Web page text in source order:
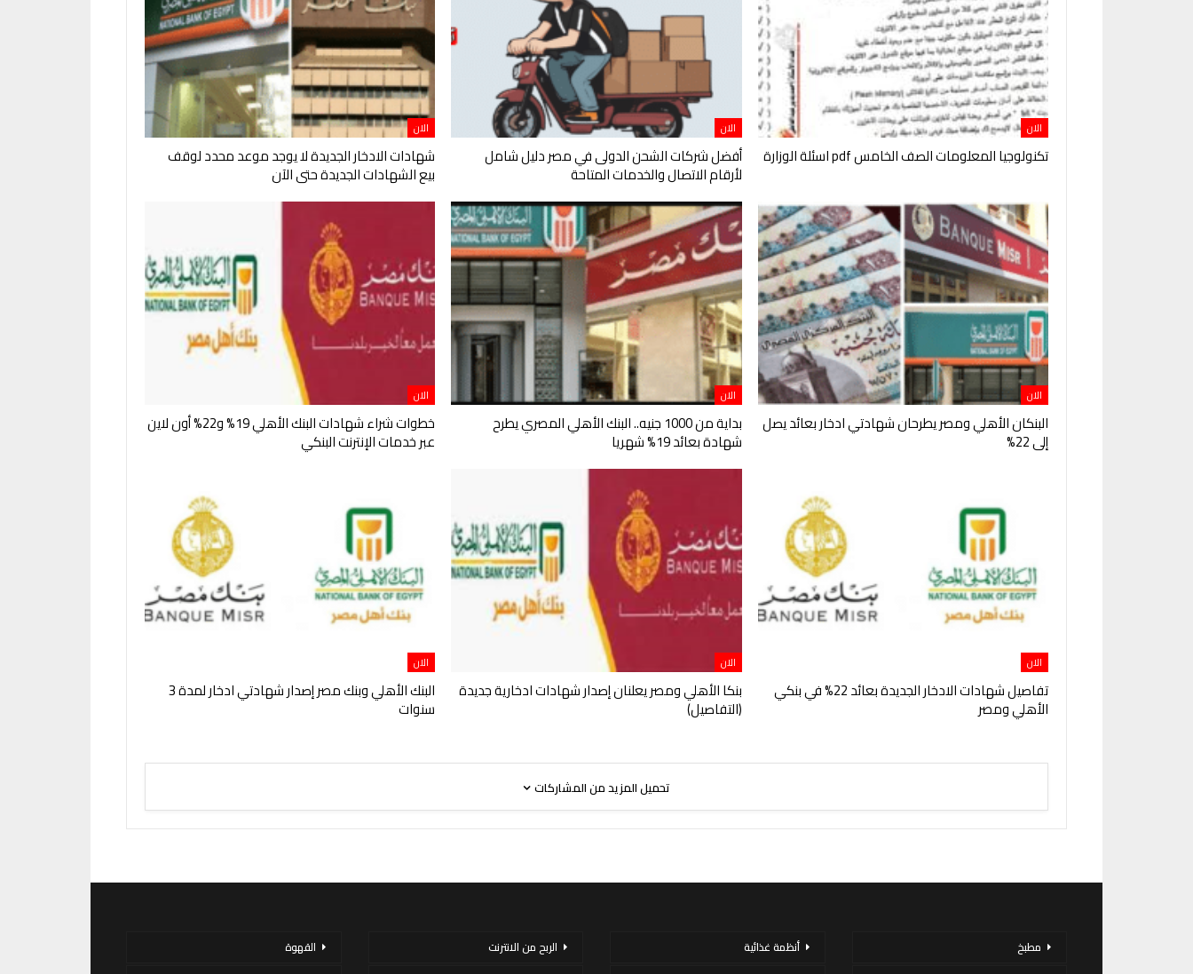
الان
تكنولوجيا المعلومات الصف الخامس pdf اسئلة الوزارة
الان
أفضل شركات الشحن الدولى في مصر دليل شامل
لأرقام الاتصال والخدمات المتاحة
الان
شهادات الادخار الجديدة لا يوجد موعد محدد لوقف
بيع الشهادات الجديدة حتى الآن
الان
البنكان الأهلي ومصر يطرحان شهادتي ادخار بعائد يصل
إلى 22%
الان
بداية من 1000 جنيه.. البنك الأهلي المصري يطرح
شهادة بعائد 19% شهريا
الان
خطوات شراء شهادات البنك الأهلي 19% و22% أون لاين
عبر خدمات الإنترنت البنكي
الان
تفاصيل شهادات الادخار الجديدة بعائد 22% في بنكي
الأهلي ومصر
الان
بنكا الأهلي ومصر يعلنان إصدار شهادات ادخارية جديدة
(التفاصيل)
الان
البنك الأهلي وبنك مصر إصدار شهادتي ادخار لمدة 3
سنوات
تحميل المزيد من المشاركات
مطبخ
أنظمة غذائية
الربح من الانترنت
القهوة